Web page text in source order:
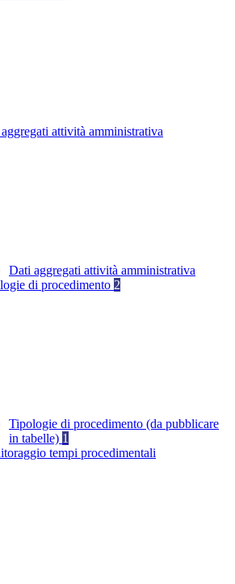
attività amministrativa
Dati aggregati attività amministrativa
di procedimento 2
Tipologie di procedimento (da pubblicare
in tabelle) 1
tempi procedimentali